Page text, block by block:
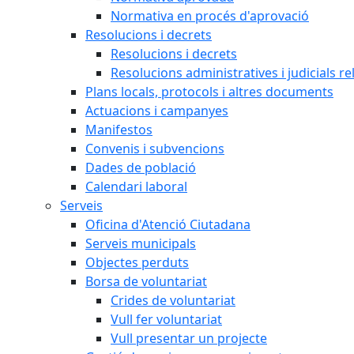
Normativa en procés d'aprovació
Resolucions i decrets
Resolucions i decrets
Resolucions administratives i judicials
Plans locals, protocols i altres documents
Actuacions i campanyes
Manifestos
Convenis i subvencions
Dades de població
Calendari laboral
Serveis
Oficina d'Atenció Ciutadana
Serveis municipals
Objectes perduts
Borsa de voluntariat
Crides de voluntariat
Vull fer voluntariat
Vull presentar un projecte